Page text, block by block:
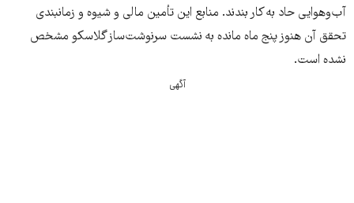
آب‌و‌هوایی حاد به کار بندند. منابع این تأمین مالی و شیوه و زمانبندی
تحقق آن هنوز پنج ماه مانده به نشست سرنوشت‌ساز گلاسکو مشخص
نشده است.
آگهی